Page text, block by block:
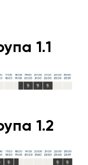
1.1
1.2